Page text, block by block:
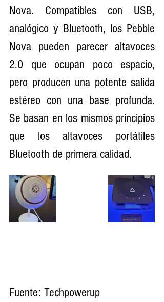
Nova. Compatibles con USB,
analógico y Bluetooth, los Pebble
Nova pueden parecer altavoces
2.0 que ocupan poco espacio,
pero producen una potente salida
estéreo con una base profunda.
Se basan en los mismos principios
que los altavoces portátiles
Bluetooth de primera calidad.
Fuente: Techpowerup